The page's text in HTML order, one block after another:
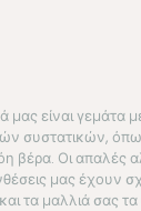
μας είναι γεμάτα
συστατικών,
βέρα. Οι απαλές
μας έχουν
τα μαλλιά σας τα